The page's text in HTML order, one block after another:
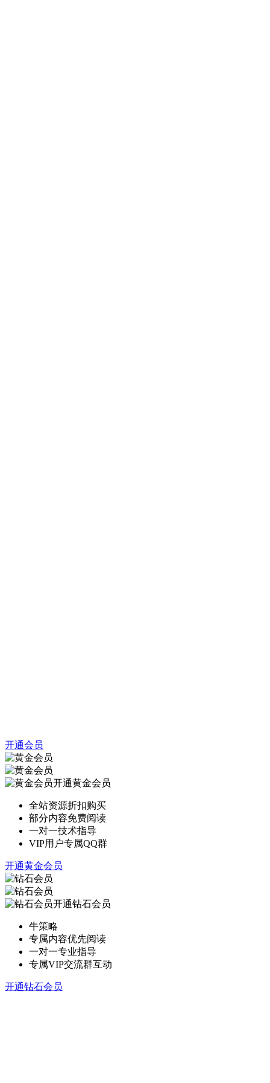
开通会员
开通黄金会员
全站资源折扣购买
部分内容免费阅读
一对一技术指导
VIP用户专属QQ群
开通黄金会员
开通钻石会员
牛策略
专属内容优先阅读
一对一专业指导
专属VIP交流群互动
开通钻石会员